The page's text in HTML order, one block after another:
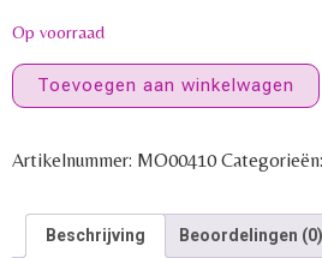
Op voorraad
Toevoegen aan winkelwagen
Artikelnummer: MO00410 Categorieën:
Beschrijving Beoordelingen (0)